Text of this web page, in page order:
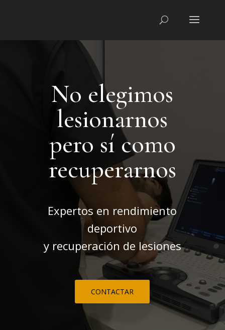
No elegimos
lesionarnos
pero sí como
recuperarnos
Expertos en rendimiento
deportivo
y recuperación de lesiones
CONTACTAR